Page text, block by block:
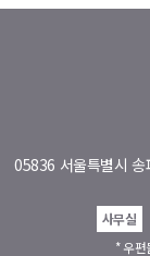
05836 서울특별시
사무실
* 우